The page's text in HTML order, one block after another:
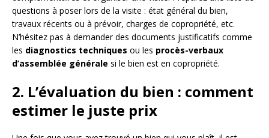
questions à poser lors de la visite : état général du bien,
travaux récents ou à prévoir, charges de copropriété, etc.
N’hésitez pas à demander des documents justificatifs comme
les diagnostics techniques ou les procès-verbaux
d’assemblée générale si le bien est en copropriété.
2. L’évaluation du bien : comment
estimer le juste prix